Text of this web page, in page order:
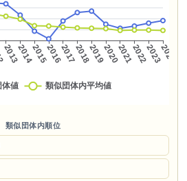
類似団体内順位